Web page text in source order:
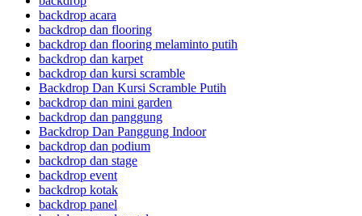
backdrop acara
backdrop dan flooring
backdrop dan flooring melaminto putih
backdrop dan karpet
backdrop dan kursi scramble
Backdrop Dan Kursi Scramble Putih
backdrop dan mini garden
backdrop dan panggung
Backdrop Dan Panggung Indoor
backdrop dan podium
backdrop dan stage
backdrop event
backdrop kotak
backdrop panel